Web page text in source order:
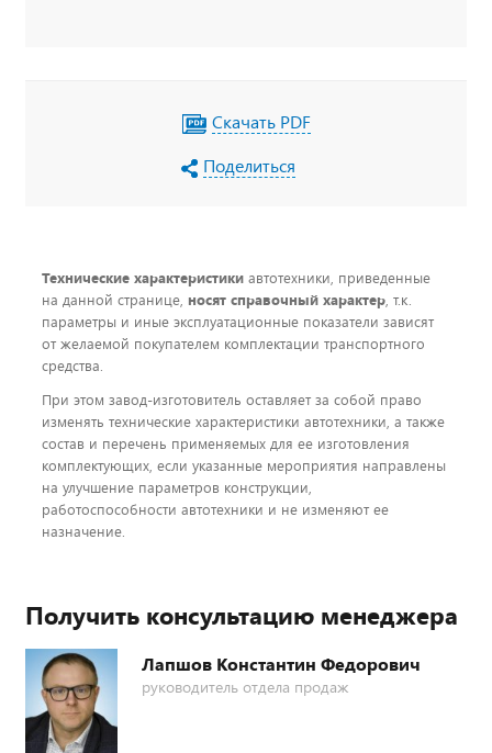
Скачать PDF
Поделиться
Технические характеристики автотехники, приведенные
на данной странице, носят справочный характер, т.к.
параметры и иные эксплуатационные показатели зависят
от желаемой покупателем комплектации транспортного
средства.
При этом завод-изготовитель оставляет за собой право
изменять технические характеристики автотехники, а также
состав и перечень применяемых для ее изготовления
комплектующих, если указанные мероприятия направлены
на улучшение параметров конструкции,
работоспособности автотехники и не изменяют ее
назначение.
Получить консультацию менеджера
Лапшов Константин Федорович
руководитель отдела продаж